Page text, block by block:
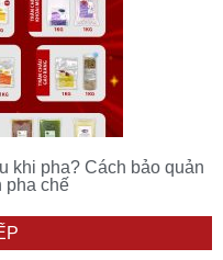
khi pha? Cách bảo quản
pha chế